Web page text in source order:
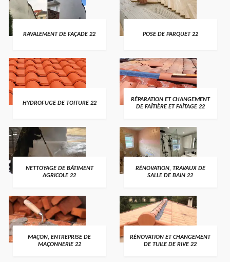
RAVALEMENT DE FAÇADE 22 POSE DE PARQUET 22
HYDROFUGE DE TOITURE 22
RÉPARATION ET CHANGEMENT
DE FAÎTIÈRE ET FAÎTAGE 22
NETTOYAGE DE BÂTIMENT
AGRICOLE 22
RÉNOVATION, TRAVAUX DE
SALLE DE BAIN 22
MAÇON, ENTREPRISE DE
MAÇONNERIE 22
RÉNOVATION ET CHANGEMENT
DE TUILE DE RIVE 22